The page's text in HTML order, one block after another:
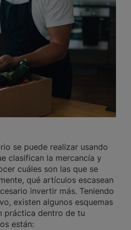
se puede realizar usando
clasifican la mercancía y
cuáles son las que se
qué artículos escasean
invertir más. Teniendo
existen algunos esquemas
práctica dentro de tu
están: